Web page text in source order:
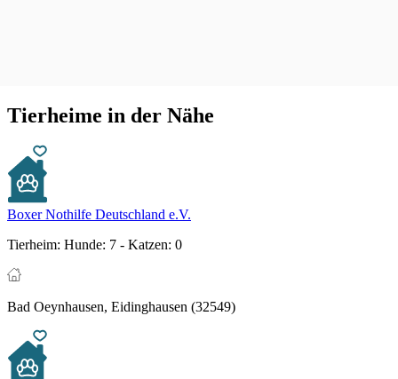
Tierheime in der Nähe
Boxer Nothilfe Deutschland e.V.
Tierheim: Hunde: 7 - Katzen: 0
Bad Oeynhausen, Eidinghausen (32549)